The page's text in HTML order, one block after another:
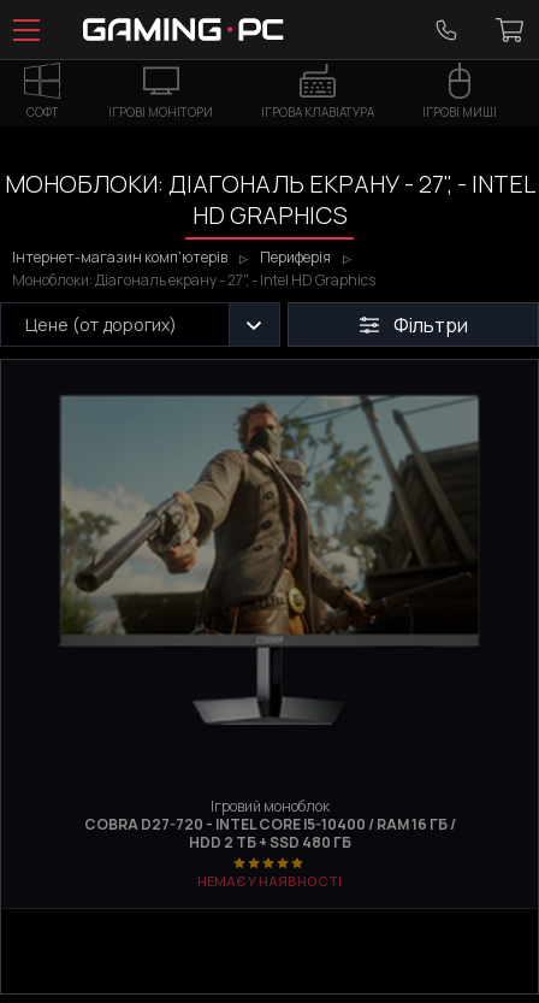
СОФТ ІГРОВІ МОНІТОРИ ІГРОВА КЛАВІАТУРА ІГРОВІ МИШІ
МОНОБЛОКИ: ДІАГОНАЛЬ ЕКРАНУ - 27", - INTEL
HD GRAPHICS
Інтернет-магазин комп'ютерів
Периферія
Моноблоки: Діагональ екрану - 27", - Intel HD Graphics
Цене (от дорогих) Фільтри
Ігровий моноблок
COBRA D27-720 - INTEL CORE I5-10400 / RAM 16 ГБ /
HDD 2 ТБ + SSD 480 ГБ
НЕМАЄ У НАЯВНОСТІ